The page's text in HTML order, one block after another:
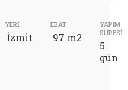
YERİ
İzmit
EBAT
97 m2
YAPIM
SÜRESİ
5
gün